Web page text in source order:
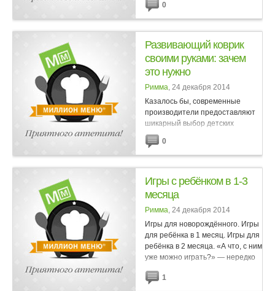
ум малыша на...
0
Развивающий коврик
своими руками: зачем
это нужно
Римма, 24 декабря 2014
Казалось бы, современные
производители предоставляют
шикарный выбор детских
игрушек – изготовлением-то
зачем заниматься? Но ведь
ответ на этот вопрос лежит на
самой поверхности! Во-первых,
вы...
0
Игры с ребёнком в 1-3
месяца
Римма, 24 декабря 2014
Игры для новорождённого. Игры
для ребёнка в 1 месяц. Игры для
ребёнка в 2 месяца. «А что, с ним
уже можно играть?» — нередко
малышей-грудничков, мало...
1